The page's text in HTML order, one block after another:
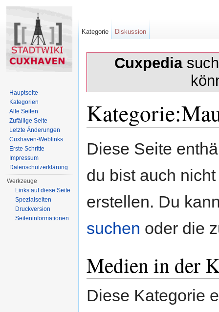
Cuxpedia
Diese Seite
du bist auch
erstellen. Du
suchen oder die
Medien in der
Diese Kategorie
Kategorie Diskussion
Hauptseite
Kategorien
Alle Seiten
Zufällige Seite
Letzte Änderungen
Cuxhaven-Weblinks
Erste Schritte
Impressum
Datenschutzerklärung
Werkzeuge
Links auf diese Seite
Spezialseiten
Druckversion
Seiten­informationen